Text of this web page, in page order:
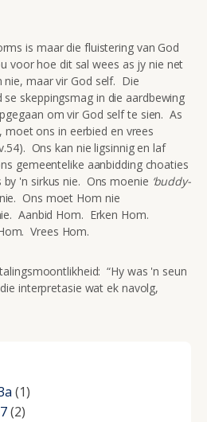
is maar die fluistering van God
voor hoe dit sal wees as jy nie net
nie, maar vir God self. Die
skeppingsmag in die aardbewing
om vir God self te sien. As
moet ons in eerbied en vrees
Ons kan nie ligsinnig en laf
gemeentelike aanbidding choaties
'n sirkus nie. Ons moenie ‘buddy-
Ons moet Hom nie
Aanbid Hom. Erken Hom.
Vrees Hom.
“Hy was 'n seun
interpretasie wat ek navolg,
(1)
(2)